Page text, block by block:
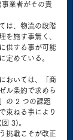
業者がその責
は、物流の段階
を施す事無く、
供する事が可能
定めている。
おいては、「商
ル条約で求めら
の 2 つの課題
束ねる事により
3)。
挑戦こそが改正